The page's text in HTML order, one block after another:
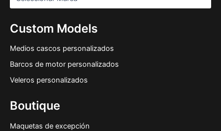
Custom Models
Medios cascos personalizados
Barcos de motor personalizados
Veleros personalizados
Boutique
Maquetas de excepción